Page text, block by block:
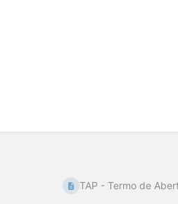
TAP - Termo de